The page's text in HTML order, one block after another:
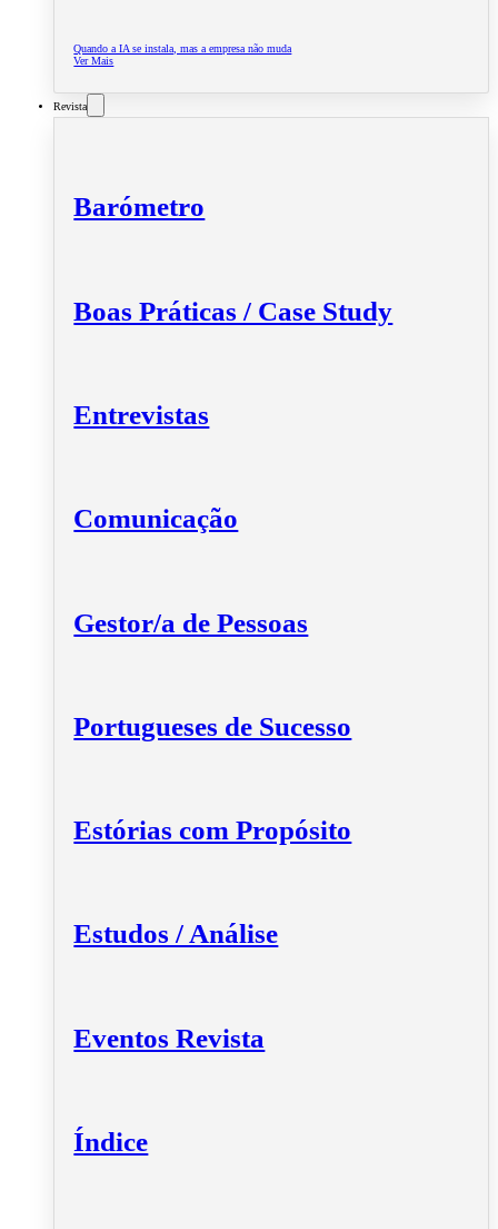
Quando a IA se instala, mas a empresa não muda
Ver Mais
Revista
Barómetro
Boas Práticas / Case Study
Entrevistas
Comunicação
Gestor/a de Pessoas
Portugueses de Sucesso
Estórias com Propósito
Estudos / Análise
Eventos Revista
Índice